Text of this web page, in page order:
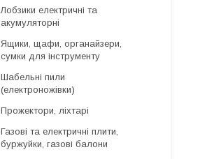
Лобзики електричні та
акумуляторні
Ящики, щафи, органайзери,
сумки для інструменту
Шабельні пили
(електроножівки)
Прожектори, ліхтарі
Газові та електричні плити,
буржуйки, газові балони